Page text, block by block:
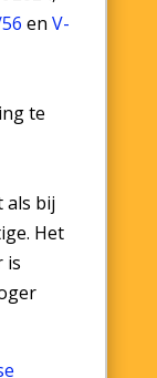
en V-
te
als bij
Het
is